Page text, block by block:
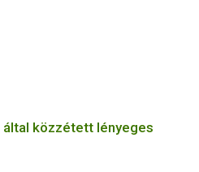
által közzétett lényeges